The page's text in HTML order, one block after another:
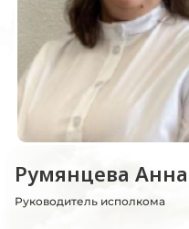
Румянцева
Руководитель исполкома